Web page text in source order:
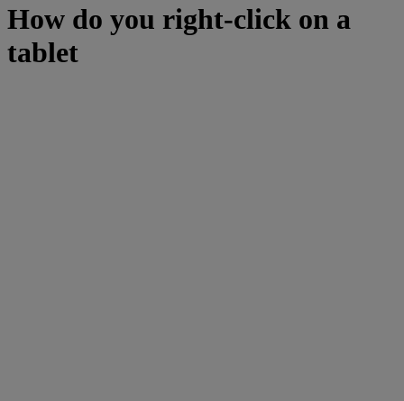
How do you right-click on a
tablet